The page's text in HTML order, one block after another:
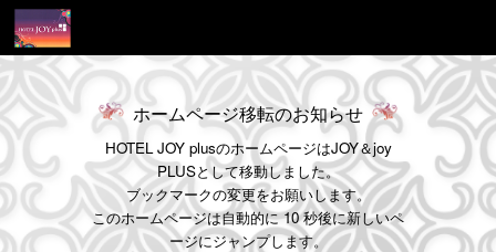
ホームページ移転のお知らせ
HOTEL JOY plusのホームページはJOY＆joy
PLUSとして移動しました。
ブックマークの変更をお願いします。
このホームページは自動的に 10 秒後に新しいペ
ージにジャンプします。